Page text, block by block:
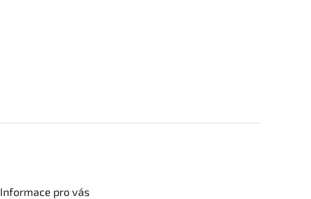
Informace pro vás